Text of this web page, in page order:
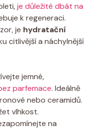
je důležité​ dbát na
k regeneraci.⁤
je hydratační
​citlivější⁢ a náchylnější
jemné,
parfemace.⁤ Ideálně
nebo ceramidů.
vlhkost.
⁣na